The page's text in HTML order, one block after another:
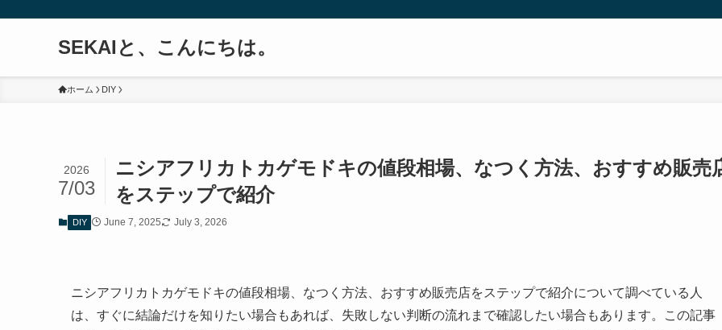
SEKAIと、こんにちは。
ホーム DIY
ニシアフリカトカゲモドキの値段相場、なつく方法、おすすめ販売
をステップで紹介
2026
7/03
DIY June 7, 2025 July 3, 2026
ニシアフリカトカゲモドキの値段相場、なつく方法、おすすめ販売店をステップで紹介について調べている人
は、すぐに結論だけを知りたい場合もあれば、失敗しない判断の流れまで確認したい場合もあります。この記事